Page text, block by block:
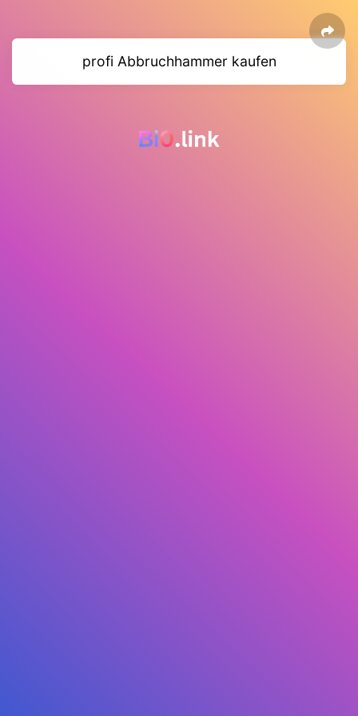
profi Abbruchhammer kaufen